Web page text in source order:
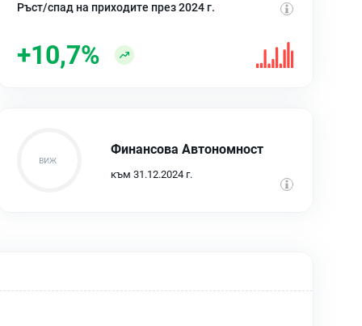
Ръст/спад на приходите през 2024 г.
+10,7%
Финансова Автономност
към 31.12.2024 г.